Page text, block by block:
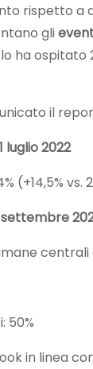
rispetto a
gli
ha
il
luglio 2022
vs.
settembre
centrali
50%
in linea